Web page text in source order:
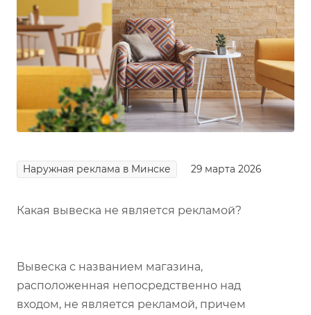
Наружная реклама в Минске 29 марта 2026
Какая вывеска не является рекламой?
Вывеска с названием магазина,
расположенная непосредственно над
входом, не является рекламой, причем